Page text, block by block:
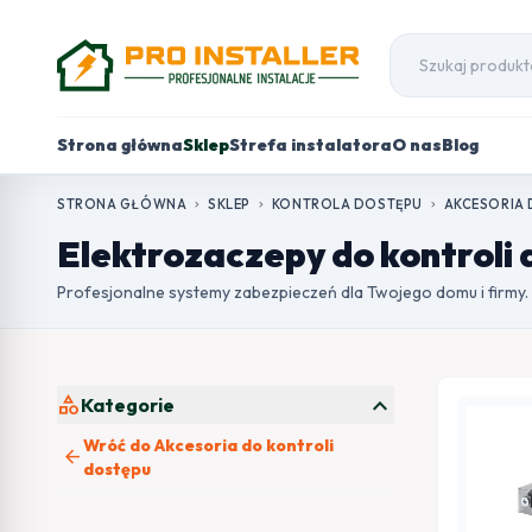
Strona głównaSklepStrefa instalatoraO nasBlog
STRONA GŁÓWNA chevron_right SKLEP chevron_right KONTROLA DOSTĘPU chevron_right AKCESORIA
Elektrozaczepy do kontroli
Profesjonalne systemy zabezpieczeń dla Twojego domu i firmy.
categoryKategorie expand_more
arrow_backWróć do Akcesoria do kontroli
dostępu